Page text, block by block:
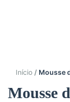
Início Mousse
Mousse